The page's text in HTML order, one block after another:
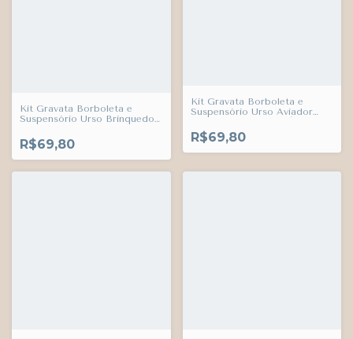
Kit Gravata Borboleta e
Suspensório Urso Brinquedos
Infantil Bebê Índigo Trend
R$69,80
Kit Gravata Borboleta e
Suspensório Urso Aviador
Trend
R$69,80